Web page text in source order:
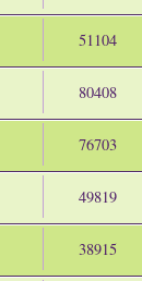
51104
80408
76703
49819
38915